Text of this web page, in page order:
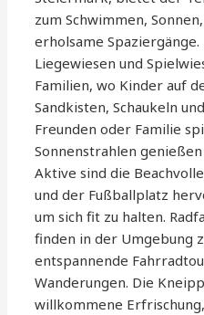
zum Schwimmen,
erholsame
Liegewiesen und
Familien, wo Kinder auf
Sandkisten, Schaukeln
Freunden oder Familie
Sonnenstrahlen
Aktive sind die
und der Fußballplatz
um sich fit zu halten.
finden in der Umgebung
entspannende
Wanderungen. Die
willkommene